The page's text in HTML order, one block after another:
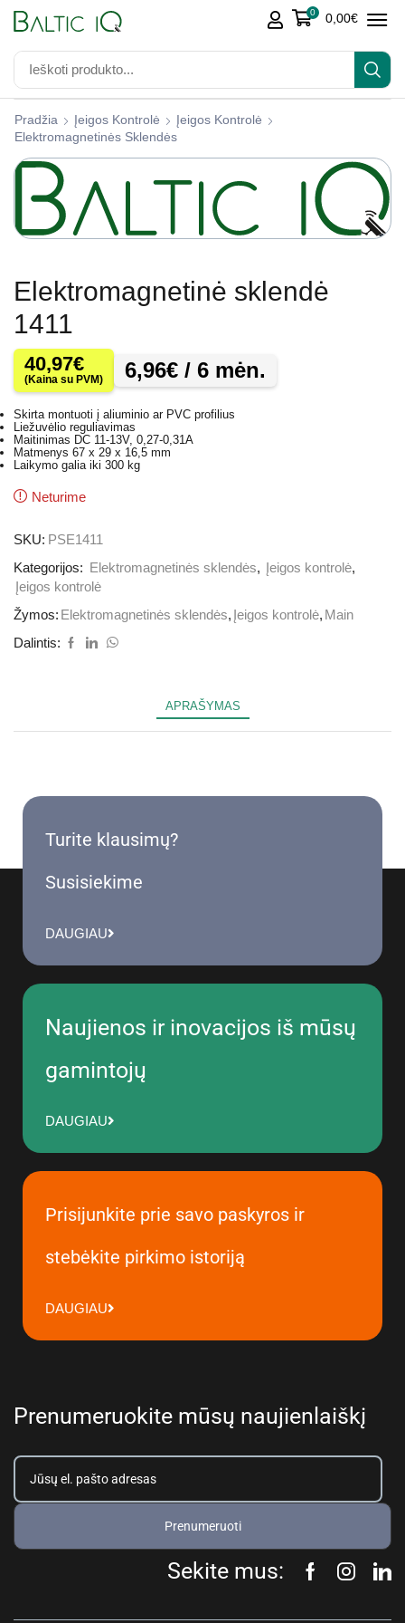
0 0,00€
Pradžia Įeigos Kontrolė
Įeigos Kontrolė
Elektromagnetinės Sklendės
Elektromagnetinė sklendė
1411
40,97€
(Kaina su PVM) 6,96€ / 6 mėn.
Skirta montuoti į aliuminio ar PVC profilius
Liežuvėlio reguliavimas
Maitinimas DC 11-13V, 0,27-0,31A
Matmenys 67 x 29 x 16,5 mm
Laikymo galia iki 300 kg
Neturime
SKU: PSE1411
Kategorijos: Elektromagnetinės sklendės, Įeigos kontrolė,
Įeigos kontrolė
Žymos: Elektromagnetinės sklendės, Įeigos kontrolė, Main
Dalintis:
APRAŠYMAS
Turite klausimų?
Susisiekime
DAUGIAU
Naujienos ir inovacijos iš mūsų
gamintojų
DAUGIAU
Prisijunkite prie savo paskyros ir
stebėkite pirkimo istoriją
DAUGIAU
Prenumeruokite mūsų naujienlaiškį
Prenumeruoti
Sekite mus: